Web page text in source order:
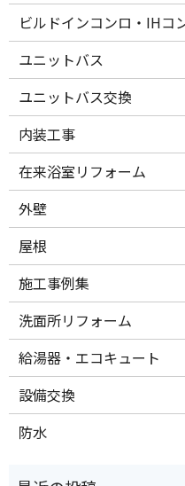
ビルドインコンロ・IHコ
ユニットバス
ユニットバス交換
内装工事
在来浴室リフォーム
外壁
屋根
施工事例集
洗面所リフォーム
給湯器・エコキュート
設備交換
防水